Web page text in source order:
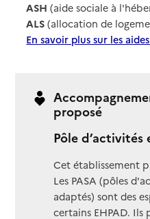
ASH (aide sociale à
ALS (allocation de
En savoir plus sur les
proposé
Pôle
Cet établissement
Les PASA (pôles
adaptés) sont des
certains EHPAD.